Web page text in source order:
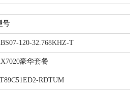
号
120-32.768KHZ-T
豪华套餐
RDTUM